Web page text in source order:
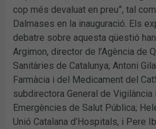
cop més devaluat en preu”, tal
Dalmases en la inauguració. Els
debatre sobre aquesta qüestió
Argimon, director de l’Agència de
Sanitàries de Catalunya; Antoni
Farmàcia i del Medicament del
subdirectora General de Vigilància
Emergències de Salut Pública;
Unió Catalana d’Hospitals, i Pere